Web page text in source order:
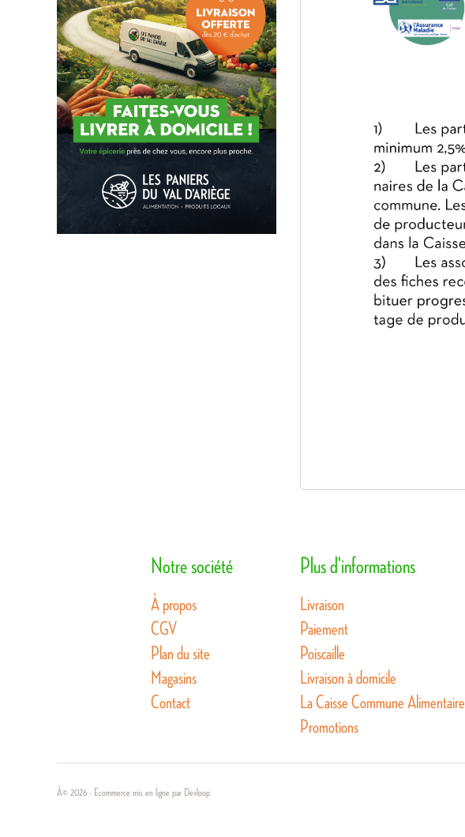
Notre société
À propos
CGV
Plan du site
Magasins
Contact
Plus d'informations
Livraison
Paiement
Poiscaille
Livraison à domicile
La Caisse Commune Alimentaire
Promotions
Â© 2026 - Ecommerce mis en ligne par Devloop